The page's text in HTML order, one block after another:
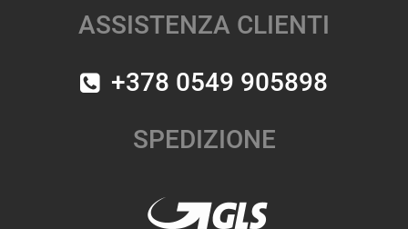
ASSISTENZA CLIENTI
+378 0549 905898
SPEDIZIONE